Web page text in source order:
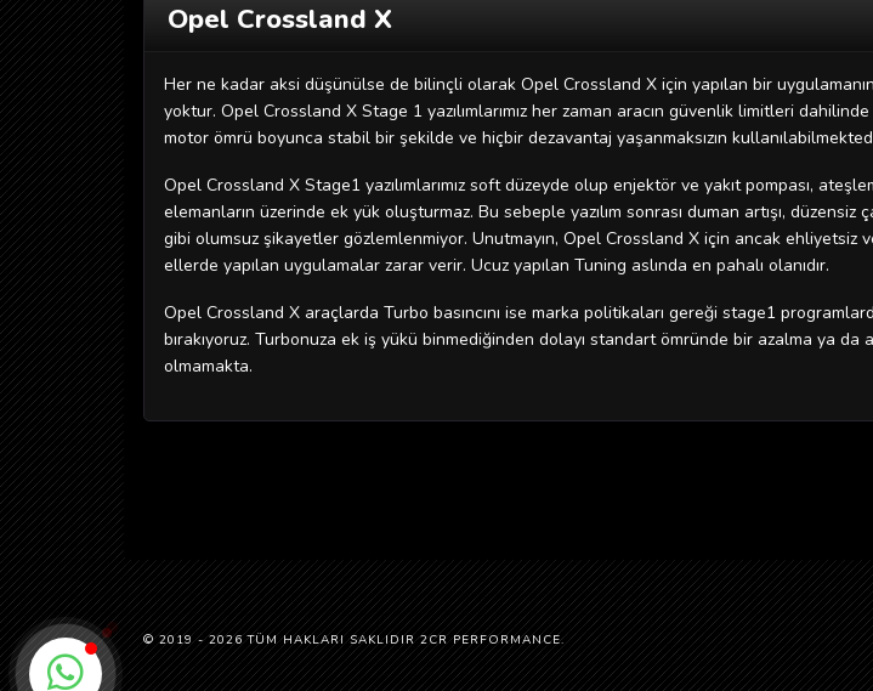
Opel Crossland X
Her ne kadar aksi düşünülse de bilinçli olarak Opel Crossland X için yapılan bir
yoktur. Opel Crossland X Stage 1 yazılımlarımız her zaman aracın güvenlik limitleri
motor ömrü boyunca stabil bir şekilde ve hiçbir dezavantaj yaşanmaksızın
Opel Crossland X Stage1 yazılımlarımız soft düzeyde olup enjektör ve yakıt pompası,
elemanların üzerinde ek yük oluşturmaz. Bu sebeple yazılım sonrası duman artışı, düzensiz
gibi olumsuz şikayetler gözlemlenmiyor. Unutmayın, Opel Crossland X için ancak ehliyetsiz
ellerde yapılan uygulamalar zarar verir. Ucuz yapılan Tuning aslında en pahalı olanıdır.
Opel Crossland X araçlarda Turbo basıncını ise marka politikaları gereği stage1
bırakıyoruz. Turbonuza ek iş yükü binmediğinden dolayı standart ömründe bir azalma ya da
olmamakta.
© 2019 - 2026 TÜM HAKLARI SAKLIDIR 2CR PERFORMANCE.